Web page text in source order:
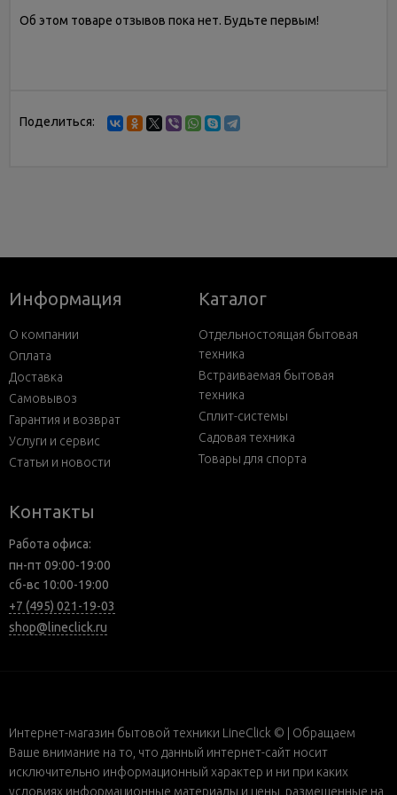
Об этом товаре отзывов пока нет. Будьте первым!
Поделиться:
Информация
О компании
Оплата
Доставка
Самовывоз
Гарантия и возврат
Услуги и сервис
Статьи и новости
Каталог
Отдельностоящая бытовая
техника
Встраиваемая бытовая
техника
Сплит-системы
Садовая техника
Товары для спорта
Контакты
Работа офиса:
пн-пт 09:00-19:00
сб-вс 10:00-19:00
+7 (495) 021-19-03
shop@lineclick.ru
Интернет-магазин бытовой техники LineClick © | Обращаем
Ваше внимание на то, что данный интернет-сайт носит
исключительно информационный характер и ни при каких
условиях информационные материалы и цены, размещенные на